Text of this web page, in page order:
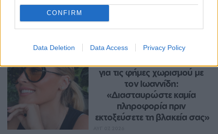
CONFIRM
Data Deletion Data Access Privacy Policy
Περισσότερα Θέματα
Entertainment
ENTERTAINMENT
για τις φήμες χωρισμού με
τον Ιωαννίδη:
«Διασταυρώστε καμία
πληροφορία πριν
εκτοξεύσετε τη βλακεία σας»